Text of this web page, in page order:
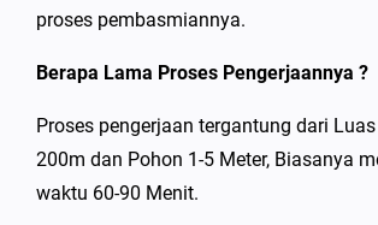
proses pembasmiannya.
Berapa Lama Proses Pengerjaannya ?
Proses pengerjaan tergantung dari
200m dan Pohon 1-5 Meter, Biasanya
waktu 60-90 Menit.